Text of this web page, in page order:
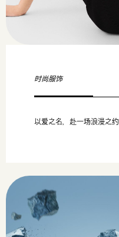
时尚服饰
以爱之名，赴一场浪漫之约